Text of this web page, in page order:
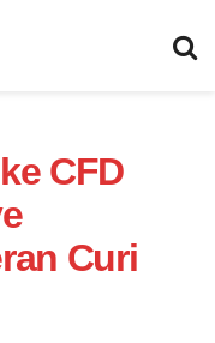
CFD
Curi